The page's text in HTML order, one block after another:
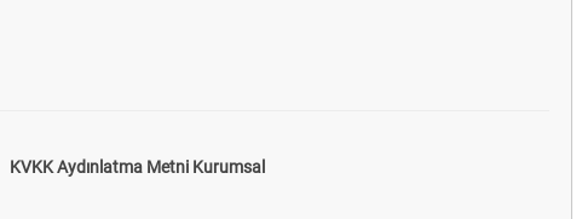
KVKK Aydınlatma Metni Kurumsal